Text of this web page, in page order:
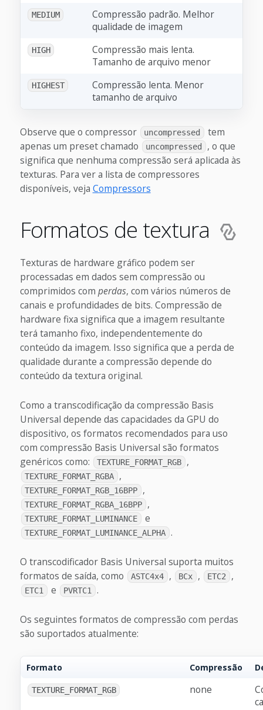
MEDIUM
Compressão padrão. Melhor
qualidade de imagem
HIGH
Compressão mais lenta.
Tamanho de arquivo menor
HIGHEST
Compressão lenta. Menor
tamanho de arquivo
Observe que o compressor uncompressed
tem
apenas um preset chamado
uncompressed
, o que
significa que nenhuma compressão será aplicada às
texturas. Para ver a lista de compressores
disponíveis, veja Compressors
Formatos de textura
Texturas de hardware gráfico podem ser
processadas em dados sem compressão ou
comprimidos com perdas, com vários números de
canais e profundidades de bits. Compressão de
hardware fixa significa que a imagem resultante
terá tamanho fixo, independentemente do
conteúdo da imagem. Isso significa que a perda de
qualidade durante a compressão depende do
conteúdo da textura original.
Como a transcodificação da compressão Basis
Universal depende das capacidades da GPU do
dispositivo, os formatos recomendados para uso
com compressão Basis Universal são formatos
genéricos como:
TEXTURE_FORMAT_RGB ,
TEXTURE_FORMAT_RGBA ,
TEXTURE_FORMAT_RGB_16BPP ,
TEXTURE_FORMAT_RGBA_16BPP ,
TEXTURE_FORMAT_LUMINANCE e
TEXTURE_FORMAT_LUMINANCE_ALPHA .
O transcodificador Basis Universal suporta muitos
formatos de saída, como
ASTC4x4 , BCx , ETC2 ,
ETC1 e PVRTC1 .
Os seguintes formatos de compressão com perdas
são suportados atualmente:
Formato Compressão
TEXTURE_FORMAT_RGB none